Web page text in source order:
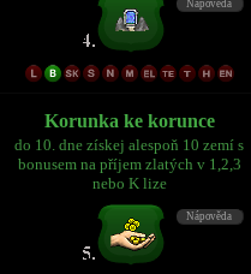
Korunka ke korunce
do 10. dne získej alespoň 10 zemí s
bonusem na příjem zlatých v 1,2,3
nebo K lize